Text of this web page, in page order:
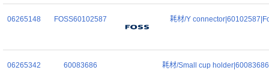
06265148 FOSS60102587 耗材/Y
06265342 60083686 耗材/Small cup